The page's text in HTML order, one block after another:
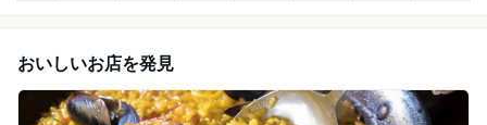
おいしいお店を発見